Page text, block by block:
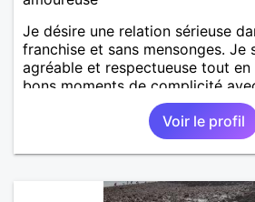
Je désire une relation sérieuse
franchise et sans mensonges. Je
agréable et respectueuse tout
bons moments de complicité
voulant aller dans la même
Voir le profil